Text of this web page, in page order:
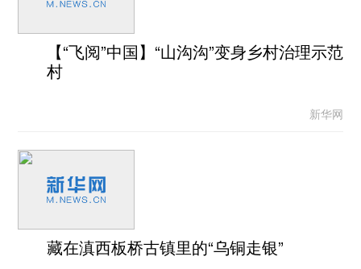
【“飞阅”中国】“山沟沟”变身乡村治理示范
村
新华网
藏在滇西板桥古镇里的“乌铜走银”